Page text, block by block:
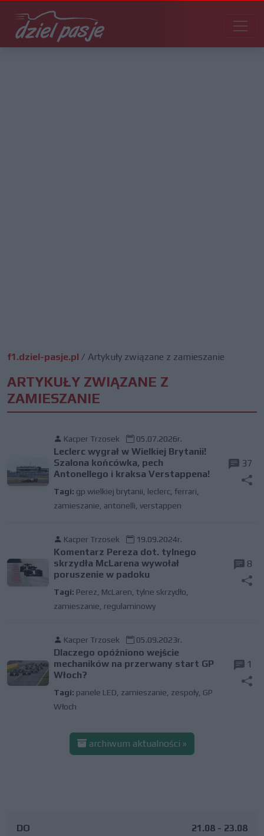
f1.dziel-pasje.pl / Artykuły związane z zamieszanie
ARTYKUŁY ZWIĄZANE Z
ZAMIESZANIE
Kacper Trzosek 05.07.2026r.
Leclerc wygrał w Wielkiej Brytanii!
Szalona końcówka, pech
Antonellego i kraksa Verstappena!
Tagi: gp wielkiej brytanii leclerc, ferrari
zamieszanie antonelli verstappen
37
Kacper Trzosek 19.09.2024r.
Komentarz Pereza dot. tylnego
skrzydła McLarena wywołał
poruszenie w padoku
Tagi: Perez McLaren tylne skrzydło
zamieszanie regulaminowy
8
Kacper Trzosek 05.09.2023r.
Dlaczego opóźniono wejście
mechaników na przerwany start GP
Włoch?
Tagi: panele LED zamieszanie zespoły, GP
Włoch
1
archiwum aktualności »
DO 21.08 - 23.08